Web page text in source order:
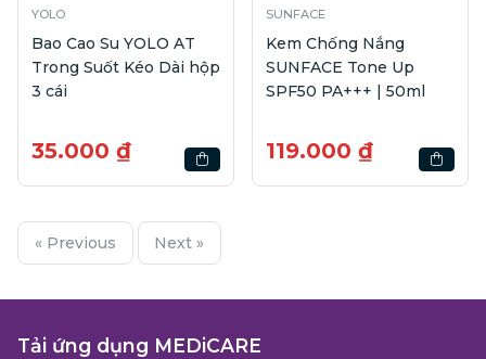
YOLO
Bao Cao Su YOLO AT
Trong Suốt Kéo Dài hộp
3 cái
35.000 ₫
SUNFACE
Kem Chống Nắng
SUNFACE Tone Up
SPF50 PA+++ | 50ml
119.000 ₫
« Previous Next »
Tải ứng dụng MEDiCARE